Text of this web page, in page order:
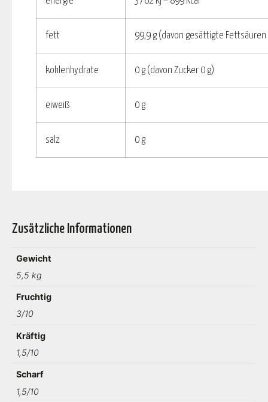
fett 99,9 g (davon gesättigte Fettsäuren
kohlenhydrate 0 g (davon Zucker 0 g)
eiweiß 0 g
salz 0 g
Zusätzliche Informationen
Gewicht
5,5 kg
Fruchtig
3/10
Kräftig
1,5/10
Scharf
1,5/10